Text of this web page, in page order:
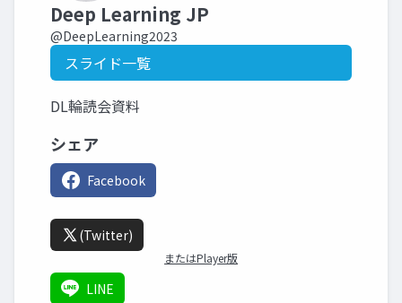
Deep Learning JP
@DeepLearning2023
スライド一覧
DL輪読会資料
シェア
Facebook
(Twitter)
またはPlayer版
LINE